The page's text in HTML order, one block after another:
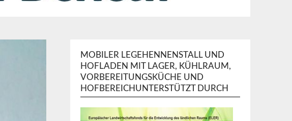
MOBILER LEGEHENNENSTALL UND
HOFLADEN MIT LAGER, KÜHLRAUM,
VORBEREITUNGSKÜCHE UND
HOFBEREICHUNTERSTÜTZT DURCH